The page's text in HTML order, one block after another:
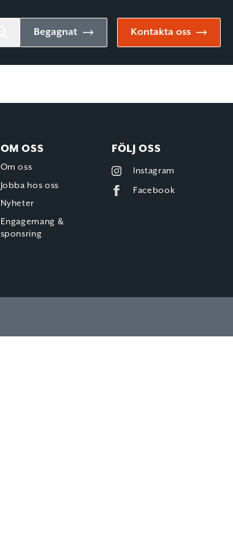
Begagnat Kontakta oss
OM OSS
Om oss
Jobba hos oss
Nyheter
Engagemang &
sponsring
FÖLJ OSS
Instagram
Facebook